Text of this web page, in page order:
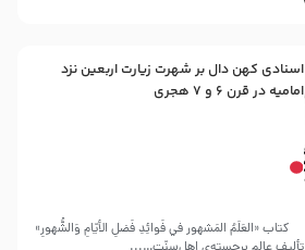
اسنادی کهن دال بر شهرت زیارت اربعین نزد
امامیه در قرن ۶ و ۷ هجری
کتاب «العَلَمُ المَشهور في فَوائِدِ فَضلِ الأيّامِ وَالشُّهورِ»